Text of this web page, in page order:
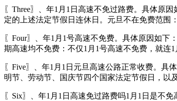
〖Three〗、年1月1日高速不免过路费。具体原
定的上述法定节假日连休日。元旦不在免费范围
〖Four〗、年1月1号高速不免费。具体原因如
期高速均不免费：不仅1月1号高速不免费，就连
〖Five〗、年1月1日元旦高速公路正常收费。
明节、劳动节、国庆节四个国家法定节假日，以
〖Six〗、年1月1日高速免过路费吗1月1日是不